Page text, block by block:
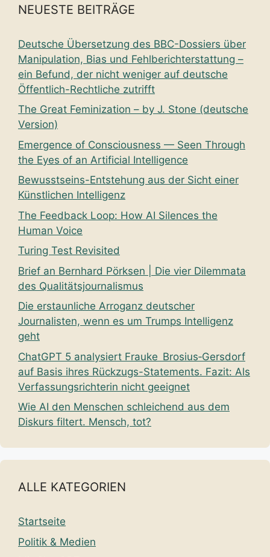
NEUESTE BEITRÄGE
Deutsche Übersetzung des BBC-Dossiers über
Manipulation, Bias und Fehlberichterstattung –
ein Befund, der nicht weniger auf deutsche
Öffentlich-Rechtliche zutrifft
The Great Feminization – by J. Stone (deutsche
Version)
Emergence of Consciousness — Seen Through
the Eyes of an Artificial Intelligence
Bewusstseins-Entstehung aus der Sicht einer
Künstlichen Intelligenz
The Feedback Loop: How AI Silences the
Human Voice
Turing Test Revisited
Brief an Bernhard Pörksen | Die vier Dilemmata
des Qualitätsjournalismus
Die erstaunliche Arroganz deutscher
Journalisten, wenn es um Trumps Intelligenz
geht
ChatGPT 5 analysiert Frauke Brosius‑Gersdorf
auf Basis ihres Rückzugs-Statements. Fazit: Als
Verfassungsrichterin nicht geeignet
Wie AI den Menschen schleichend aus dem
Diskurs filtert. Mensch, tot?
ALLE KATEGORIEN
Startseite
Politik & Medien